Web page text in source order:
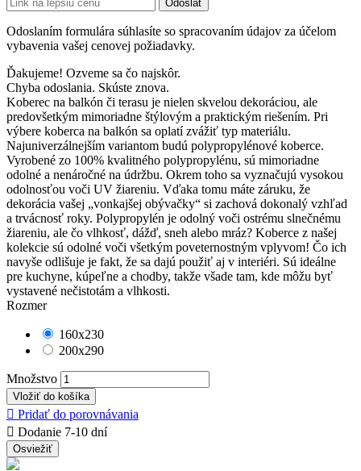
Odoslať
Odoslaním formulára súhlasíte so spracovaním údajov za účelom
vybavenia vašej cenovej požiadavky.
Ďakujeme! Ozveme sa čo najskôr.
Chyba odoslania. Skúste znova.
Koberec na balkón či terasu je nielen skvelou dekoráciou, ale
predovšetkým mimoriadne štýlovým a praktickým riešením. Pri
výbere koberca na balkón sa oplatí zvážiť typ materiálu.
Najuniverzálnejším variantom budú polypropylénové koberce.
Vyrobené zo 100% kvalitného polypropylénu, sú mimoriadne
odolné a nenáročné na údržbu. Okrem toho sa vyznačujú vysokou
odolnosťou voči UV žiareniu. Vďaka tomu máte záruku, že
dekorácia vašej „vonkajšej obývačky“ si zachová dokonalý vzhľad
a trvácnosť roky. Polypropylén je odolný voči ostrému slnečnému
žiareniu, ale čo vlhkosť, dážď, sneh alebo mráz? Koberce z našej
kolekcie sú odolné voči všetkým poveternostným vplyvom! Čo ich
navyše odlišuje je fakt, že sa dajú použiť aj v interiéri. Sú ideálne
pre kuchyne, kúpeľne a chodby, takže všade tam, kde môžu byť
vystavené nečistotám a vlhkosti.
Rozmer
160x230
200x290
Množstvo
Vložiť do košíka
 Pridať do porovnávania
 Dodanie 7-10 dní